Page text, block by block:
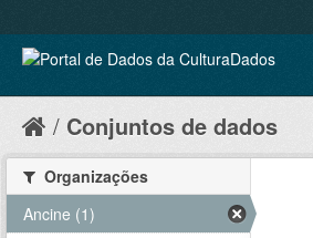
Conjuntos de dados
Organizações
Ancine (1)